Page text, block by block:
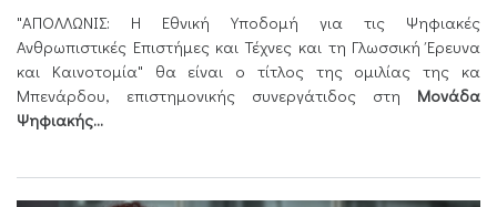
"ΑΠΟΛΛΩΝΙΣ: Η Εθνική Υποδομή για τις Ψηφιακές
Ανθρωπιστικές Επιστήμες και Τέχνες και τη Γλωσσική Έρευνα
και Καινοτομία" θα είναι ο τίτλος της ομιλίας της κα
Μπενάρδου, επιστημονικής συνεργάτιδος στη Μονάδα
Ψηφιακής...